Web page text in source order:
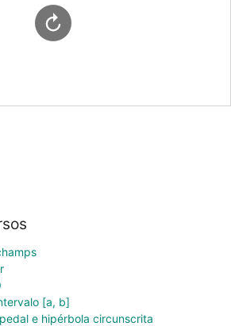
[a, b]
e hipérbola circunscrita